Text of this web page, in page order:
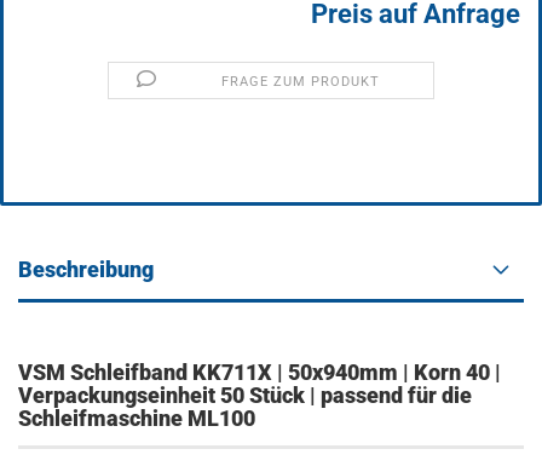
Preis auf Anfrage
FRAGE ZUM PRODUKT
Beschreibung
VSM Schleifband KK711X | 50x940mm | Korn 40 |
Verpackungseinheit 50 Stück | passend für die
Schleifmaschine ML100